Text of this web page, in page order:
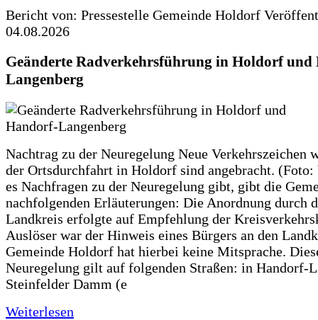
Bericht von: Pressestelle Gemeinde Holdorf
04.08.2026
Geänderte Radverkehrsführung in Holdorf
Langenberg
Nachtrag zu der Neuregelung Neue Verkehrszeichen
der Ortsdurchfahrt in Holdorf sind angebracht.
es Nachfragen zu der Neuregelung gibt, gibt die
nachfolgenden Erläuterungen: Die Anordnung durch
Landkreis erfolgte auf Empfehlung der
Auslöser war der Hinweis eines Bürgers an den
Gemeinde Holdorf hat hierbei keine Mitsprache.
Neuregelung gilt auf folgenden Straßen: in Handorf-
Steinfelder Damm (e
Weiterlesen